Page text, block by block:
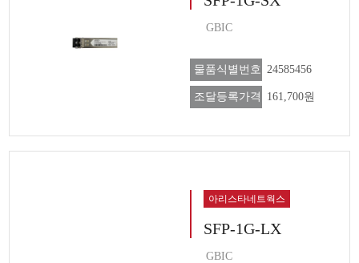
GBIC
물품식별번호 24585456
조달등록가격 161,700원
아리스타네트웍스
SFP-1G-LX
GBIC